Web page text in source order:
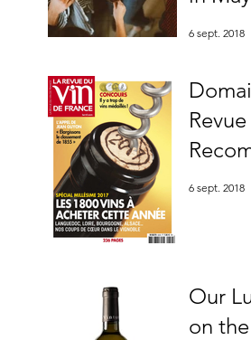
6 sept. 2018
France
6 sept. 2018
Our
on the